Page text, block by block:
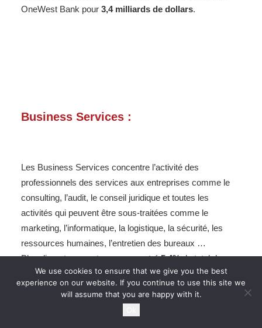
OneWest Bank pour 3,4 milliards de dollars.
Business Services :
Les Business Services concentre l’activité des
professionnels des services aux entreprises comme le
consulting, l’audit, le conseil juridique et toutes les
activités qui peuvent être sous-traitées comme le
marketing, l’informatique, la logistique, la sécurité, les
ressources humaines, l’entretien des bureaux …
Plus discret, ce secteur a concentré5,4%du total des
deals pour 2014 et figure comme un des secteurs les
moins importants en valeur selonMergermarket .
Les ressorts de l’activité dans les Business Services se
situent dans l’internationalisation de l’économie et la
We use cookies to ensure that we give you the best
experience on our website. If you continue to use this site we
will assume that you are happy with it.